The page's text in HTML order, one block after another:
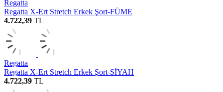
Regatta
Regatta X-Ert Stretch Erkek Şort-FÜME
4.722,39 TL
Regatta
Regatta X-Ert Stretch Erkek Şort-SİYAH
4.722,39 TL